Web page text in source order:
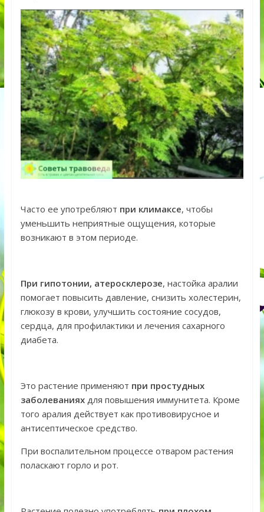
Часто ее употребляют при климаксе, чтобы
уменьшить неприятные ощущения, которые
возникают в этом периоде.
При гипотонии, атеросклерозе, настойка аралии
помогает повысить давление, снизить холестерин,
глюкозу в крови, улучшить состояние сосудов,
сердца, для профилактики и лечения сахарного
диабета.
Это растение применяют при простудных
заболеванияхдля повышения иммунитета. Кроме
того аралия действует как противовирусное и
антисептическое средство.
При воспалительном процессе отваром растения
поласкают горло и рот.